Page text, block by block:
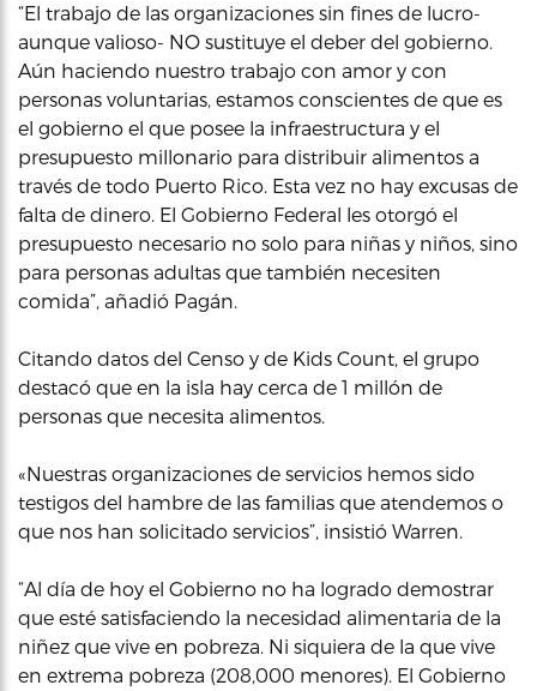
“El trabajo de las organizaciones sin fines de lucro-
aunque valioso- NO sustituye el deber del gobierno.
Aún haciendo nuestro trabajo con amor y con
personas voluntarias, estamos conscientes de que es
el gobierno el que posee la infraestructura y el
presupuesto millonario para distribuir alimentos a
través de todo Puerto Rico. Esta vez no hay excusas de
falta de dinero. El Gobierno Federal les otorgó el
presupuesto necesario no solo para niñas y niños, sino
para personas adultas que también necesiten
comida”, añadió Pagán.
Citando datos del Censo y de Kids Count, el grupo
destacó que en la isla hay cerca de 1 millón de
personas que necesita alimentos.
«Nuestras organizaciones de servicios hemos sido
testigos del hambre de las familias que atendemos o
que nos han solicitado servicios”, insistió Warren.
“Al día de hoy el Gobierno no ha logrado demostrar
que esté satisfaciendo la necesidad alimentaria de la
niñez que vive en pobreza. Ni siquiera de la que vive
en extrema pobreza (208,000 menores). El Gobierno